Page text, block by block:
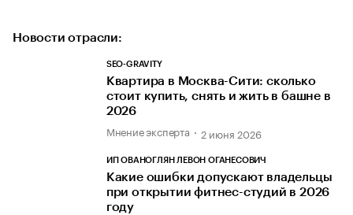
Новости отрасли:
SEO-GRAVITY
Квартира в Москва-Сити: сколько
стоит купить, снять и жить в башне в
2026
Мнение эксперта 2 июня 2026
ИП ОВАНОГЛЯН ЛЕВОН ОГАНЕСОВИЧ
Какие ошибки допускают владельцы
при открытии фитнес-студий в 2026
году